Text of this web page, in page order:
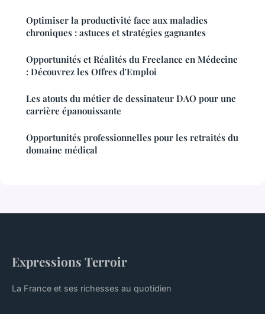
Optimiser la productivité face aux maladies
chroniques : astuces et stratégies gagnantes
Opportunités et Réalités du Freelance en Médecine
: Découvrez les Offres d'Emploi
Les atouts du métier de dessinateur DAO pour une
carrière épanouissante
Opportunités professionnelles pour les retraités du
domaine médical
Expressions Terroir
La France et ses richesses au quotidien